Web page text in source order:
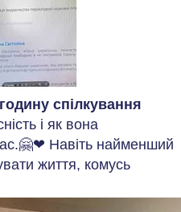
годину спілкування
і як вона
Навіть найменший
життя, комусь